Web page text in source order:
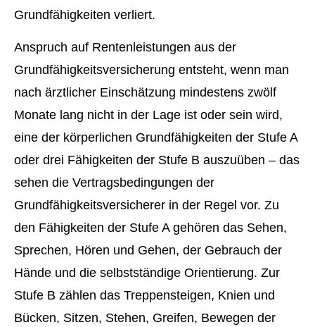
Grundfähigkeiten verliert.
Anspruch auf Rentenleistungen aus der
Grundfähigkeitsversicherung entsteht, wenn man
nach ärztlicher Einschätzung mindestens zwölf
Monate lang nicht in der Lage ist oder sein wird,
eine der körperlichen Grundfähigkeiten der Stufe A
oder drei Fähigkeiten der Stufe B auszuüben – das
sehen die Vertragsbedingungen der
Grundfähigkeitsversicherer in der Regel vor. Zu
den Fähigkeiten der Stufe A gehören das Sehen,
Sprechen, Hören und Gehen, der Gebrauch der
Hände und die selbstständige Orientierung. Zur
Stufe B zählen das Treppensteigen, Knien und
Bücken, Sitzen, Stehen, Greifen, Bewegen der